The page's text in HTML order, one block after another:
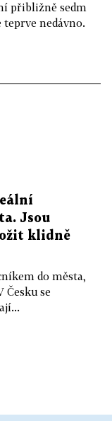
přibližně sedm
nedávno.
Jsou
klidně
do města,
Česku se